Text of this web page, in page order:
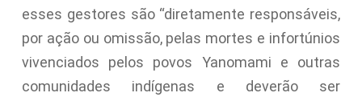
esses gestores são “diretamente responsáveis,
por ação ou omissão, pelas mortes e infortúnios
vivenciados pelos povos Yanomami e outras
comunidades indígenas e deverão ser